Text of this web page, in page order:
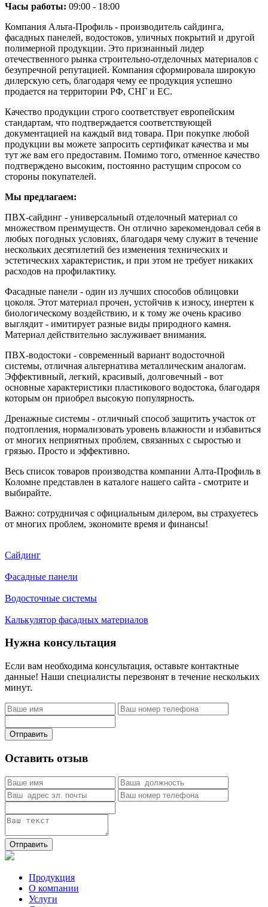
Часы работы: 09:00 - 18:00
Компания Альта-Профиль - производитель сайдинга,
фасадных панелей, водостоков, уличных покрытий и другой
полимерной продукции. Это признанный лидер
отечественного рынка строительно-отделочных материалов с
безупречной репутацией. Компания сформировала широкую
дилерскую сеть, благодаря чему ее продукция успешно
продается на территории РФ, СНГ и ЕС.
Качество продукции строго соответствует европейским
стандартам, что подтверждается соответствующей
документацией на каждый вид товара. При покупке любой
продукции вы можете запросить сертификат качества и мы
тут же вам его предоставим. Помимо того, отменное качество
подтверждено высоким, постоянно растущим спросом со
стороны покупателей.
Мы предлагаем:
ПВХ-сайдинг - универсальный отделочный материал со
множеством преимуществ. Он отлично зарекомендовал себя в
любых погодных условиях, благодаря чему служит в течение
нескольких десятилетий без изменения технических и
эстетических характеристик, и при этом не требует никаких
расходов на профилактику.
Фасадные панели - один из лучших способов облицовки
цоколя. Этот материал прочен, устойчив к износу, инертен к
биологическому воздействию, и к тому же очень красиво
выглядит - имитирует разные виды природного камня.
Материал действительно заслуживает внимания.
ПВХ-водостоки - современный вариант водосточной
системы, отличная альтернатива металлическим аналогам.
Эффективный, легкий, красивый, долговечный - вот
основные характеристики пластикового водостока, благодаря
которым он приобрел высокую популярность.
Дренажные системы - отличный способ защитить участок от
подтопления, нормализовать уровень влажности и избавиться
от многих неприятных проблем, связанных с сыростью и
грязью. Просто и эффективно.
Весь список товаров производства компании Алта-Профиль в
Коломне представлен в каталоге нашего сайта - смотрите и
выбирайте.
Важно: сотрудничая с официальным дилером, вы страхуетесь
от многих проблем, экономите время и финансы!
Сайдинг
Фасадные панели
Водосточные системы
Калькулятор фасадных материалов
Нужна консультация
Если вам необходима консультация, оставьте контактные
данные! Наши специалисты перезвонят в течение нескольких
минут.
Отправить
Оставить отзыв
Отправить
Продукция
О компании
Услуги